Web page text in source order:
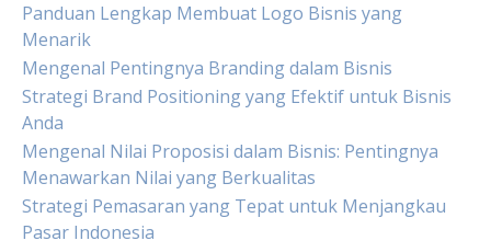
Panduan Lengkap Membuat Logo Bisnis yang
Menarik
Mengenal Pentingnya Branding dalam Bisnis
Strategi Brand Positioning yang Efektif untuk Bisnis
Anda
Mengenal Nilai Proposisi dalam Bisnis: Pentingnya
Menawarkan Nilai yang Berkualitas
Strategi Pemasaran yang Tepat untuk Menjangkau
Pasar Indonesia